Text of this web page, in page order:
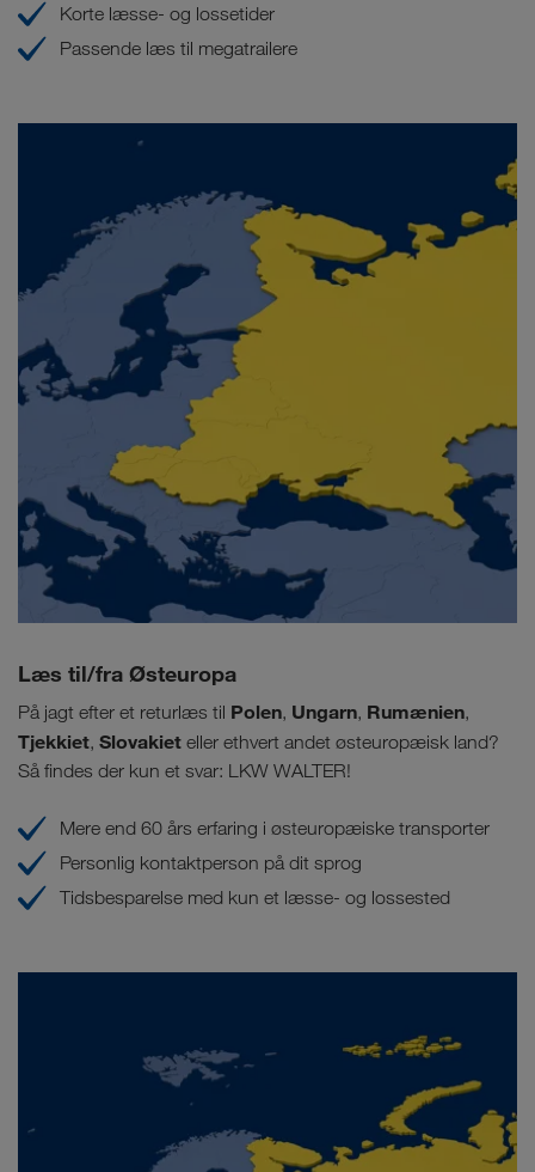
Korte læsse- og lossetider
Passende læs til megatrailere
Læs til/fra Østeuropa
På jagt efter et returlæs til Polen, Ungarn, Rumænien,
Tjekkiet, Slovakiet eller ethvert andet østeuropæisk land?
Så findes der kun et svar: LKW WALTER!
Mere end 60 års erfaring i østeuropæiske transporter
Personlig kontaktperson på dit sprog
Tidsbesparelse med kun et læsse- og lossested